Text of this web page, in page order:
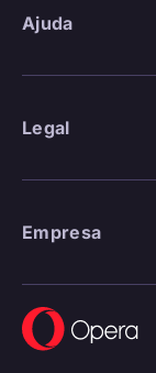
Ajuda
Legal
Empresa